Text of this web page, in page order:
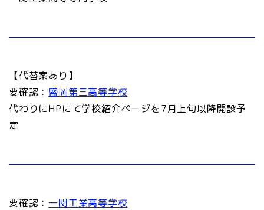
【代替案あり】
要確認： 盛岡第三高等学校
代わりにHPにて学校紹介ページを7月上旬以降開設予
定
要確認： 一関工業高等学校